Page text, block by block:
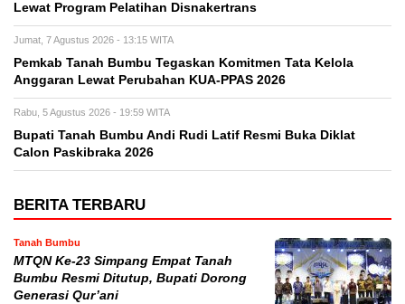
Lewat Program Pelatihan Disnakertrans
Jumat, 7 Agustus 2026 - 13:15 WITA
Pemkab Tanah Bumbu Tegaskan Komitmen Tata Kelola
Anggaran Lewat Perubahan KUA-PPAS 2026
Rabu, 5 Agustus 2026 - 19:59 WITA
Bupati Tanah Bumbu Andi Rudi Latif Resmi Buka Diklat
Calon Paskibraka 2026
BERITA TERBARU
Tanah Bumbu
MTQN Ke-23 Simpang Empat Tanah
Bumbu Resmi Ditutup, Bupati Dorong
Generasi Qur’ani